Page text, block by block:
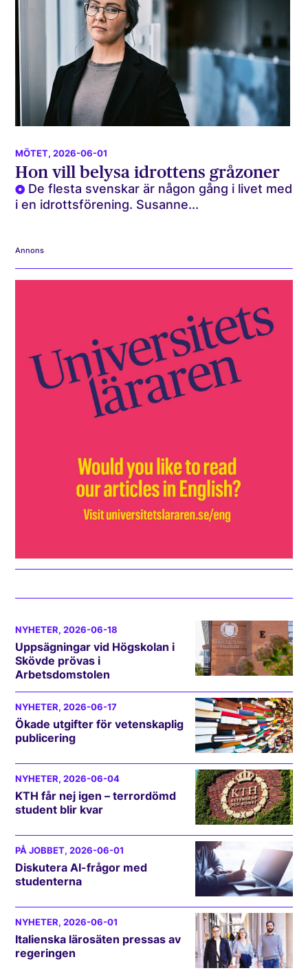
MÖTET, 2026-06-01
Hon vill belysa idrottens gråzoner
De flesta svenskar är någon gång i livet med
i en idrottsförening. Susanne...
Annons
NYHETER, 2026-06-18
Uppsägningar vid Högskolan i
Skövde prövas i
Arbetsdomstolen
NYHETER, 2026-06-17
Ökade utgifter för vetenskaplig
publicering
NYHETER, 2026-06-04
KTH får nej igen – terrordömd
student blir kvar
PÅ JOBBET, 2026-06-01
Diskutera AI-frågor med
studenterna
NYHETER, 2026-06-01
Italienska lärosäten pressas av
regeringen